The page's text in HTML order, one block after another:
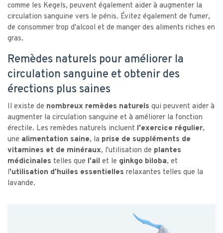
comme les Kegels, peuvent également aider à augmenter la
circulation sanguine vers le pénis. Évitez également de fumer,
de consommer trop d'alcool et de manger des aliments riches en
gras.
Remèdes naturels pour améliorer la
circulation sanguine et obtenir des
érections plus saines
Il existe de nombreux remèdes naturels qui peuvent aider à
augmenter la circulation sanguine et à améliorer la fonction
érectile. Les remèdes naturels incluent l'exercice régulier,
une alimentation saine, la prise de suppléments de
vitamines et de minéraux, l'utilisation de plantes
médicinales telles que l'ail et le ginkgo biloba, et
l'utilisation d'huiles essentielles relaxantes telles que la
lavande.